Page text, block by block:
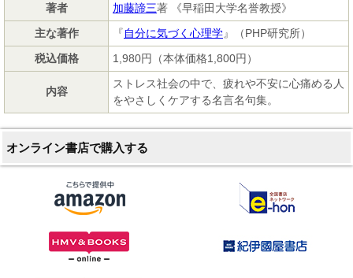
著者 加藤諦三著 《早稲田大学名誉教授》
主な著作
『自分に気づく心理学』（PHP研究所）
税込価格
1,980円（本体価格1,800円）
内容
ストレス社会の中で、疲れや不安に心痛める人
をやさしくケアする名言名句集。
オンライン書店で購入する